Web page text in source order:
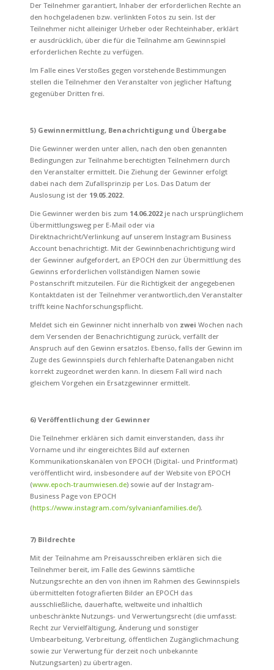
Der Teilnehmer garantiert, Inhaber der erforderlichen Rechte an
den hochgeladenen bzw. verlinkten Fotos zu sein. Ist der
Teilnehmer nicht alleiniger Urheber oder Rechteinhaber, erklärt
er ausdrücklich, über die für die Teilnahme am Gewinnspiel
erforderlichen Rechte zu verfügen.
Im Falle eines Verstoßes gegen vorstehende Bestimmungen
stellen die Teilnehmer den Veranstalter von jeglicher Haftung
gegenüber Dritten frei.
5) Gewinnermittlung, Benachrichtigung und Übergabe
Die Gewinner werden unter allen, nach den oben genannten
Bedingungen zur Teilnahme berechtigten Teilnehmern durch
den Veranstalter ermittelt. Die Ziehung der Gewinner erfolgt
dabei nach dem Zufallsprinzip per Los. Das Datum der
Auslosung ist der 19.05.2022.
Die Gewinner werden bis zum 14.06.2022 je nach ursprünglichem
Übermittlungsweg per E-Mail oder via
Direktnachricht/Verlinkung auf unserem Instagram Business
Account benachrichtigt. Mit der Gewinnbenachrichtigung wird
der Gewinner aufgefordert, an EPOCH den zur Übermittlung des
Gewinns erforderlichen vollständigen Namen sowie
Postanschrift mitzuteilen. Für die Richtigkeit der angegebenen
Kontaktdaten ist der Teilnehmer verantwortlich,den Veranstalter
trifft keine Nachforschungspflicht.
Meldet sich ein Gewinner nicht innerhalb von zwei Wochen nach
dem Versenden der Benachrichtigung zurück, verfällt der
Anspruch auf den Gewinn ersatzlos. Ebenso, falls der Gewinn im
Zuge des Gewinnspiels durch fehlerhafte Datenangaben nicht
korrekt zugeordnet werden kann. In diesem Fall wird nach
gleichem Vorgehen ein Ersatzgewinner ermittelt.
6) Veröffentlichung der Gewinner
Die Teilnehmer erklären sich damit einverstanden, dass ihr
Vorname und ihr eingereichtes Bild auf externen
Kommunikationskanälen von EPOCH (Digital- und Printformat)
veröffentlicht wird, insbesondere auf der Website von EPOCH
(www.epoch-traumwiesen.de) sowie auf der Instagram-
Business Page von EPOCH
(https://www.instagram.com/sylvanianfamilies.de/).
7) Bildrechte
Mit der Teilnahme am Preisausschreiben erklären sich die
Teilnehmer bereit, im Falle des Gewinns sämtliche
Nutzungsrechte an den von ihnen im Rahmen des Gewinnspiels
übermittelten fotografierten Bilder an EPOCH das
ausschließliche, dauerhafte, weltweite und inhaltlich
unbeschränkte Nutzungs- und Verwertungsrecht (die umfasst:
Recht zur Vervielfältigung, Änderung und sonstiger
Umbearbeitung, Verbreitung, öffentlichen Zugänglichmachung
sowie zur Verwertung für derzeit noch unbekannte
Nutzungsarten) zu übertragen.